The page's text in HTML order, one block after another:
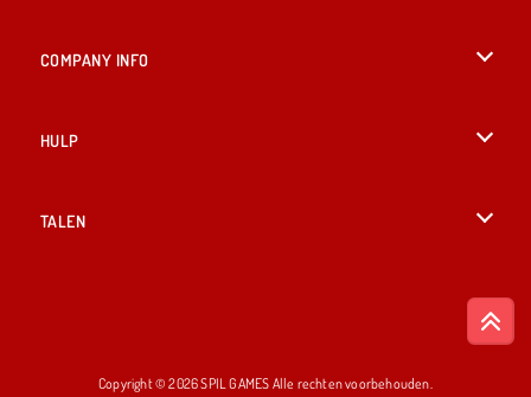
COMPANY INFO
HULP
TALEN
Copyright © 2026 SPIL GAMES Alle rechten voorbehouden.